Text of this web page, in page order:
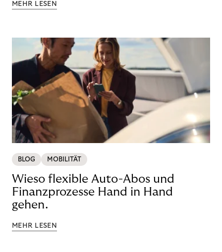
MEHR LESEN
BLOG MOBILITÄT
Wieso flexible Auto-Abos und
Finanzprozesse Hand in Hand
gehen.
MEHR LESEN